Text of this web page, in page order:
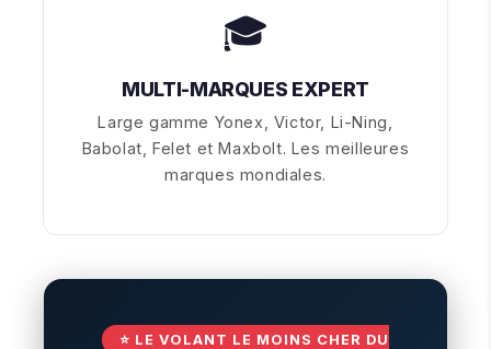
🎓
MULTI-MARQUES EXPERT
Large gamme Yonex, Victor, Li-Ning,
Babolat, Felet et Maxbolt. Les meilleures
marques mondiales.
⭐ LE VOLANT LE MOINS CHER DU